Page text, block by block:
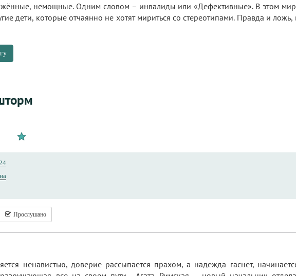
немощные. Одним словом – инвалиды или «Дефективные». В этом
дети, которые отчаянно не хотят мириться со стереотипами. Правда и ложь,
Прослушано
ненавистью, доверие рассыпается прахом, а надежда гаснет,